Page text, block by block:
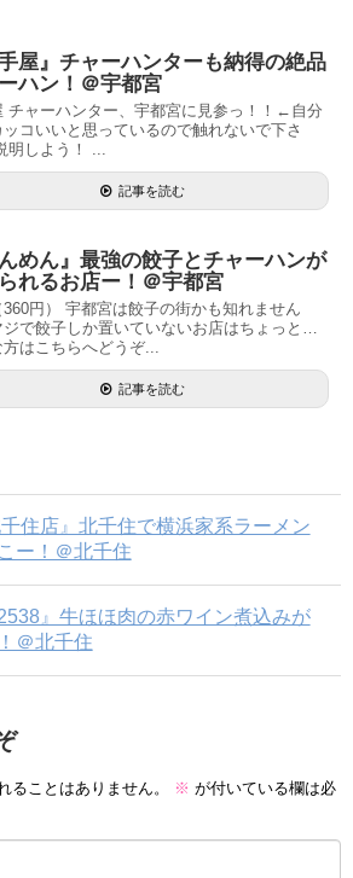
手屋』チャーハンターも納得の絶品
ハン！＠宇都宮
チャーハンター、宇都宮に見参っ！！←自分
コいいと思っているので触れないで下さ
明しよう！ ...
記事を読む
んめん』最強の餃子とチャーハンが
れるお店ー！＠宇都宮
円） 宇都宮は餃子の街かも知れません
ジで餃子しか置いていないお店はちょっと…
方はこちらへどうぞ...
記事を読む
千住店』北千住で横浜家系ラーメン
ー！＠北千住
』牛ほほ肉の赤ワイン煮込みが
＠北千住
ることはありません。 ※ が付いている欄は必